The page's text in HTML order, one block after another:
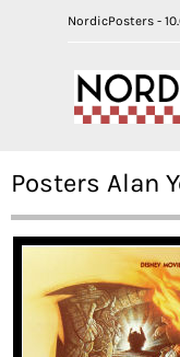
NordicPosters -
Posters Alan